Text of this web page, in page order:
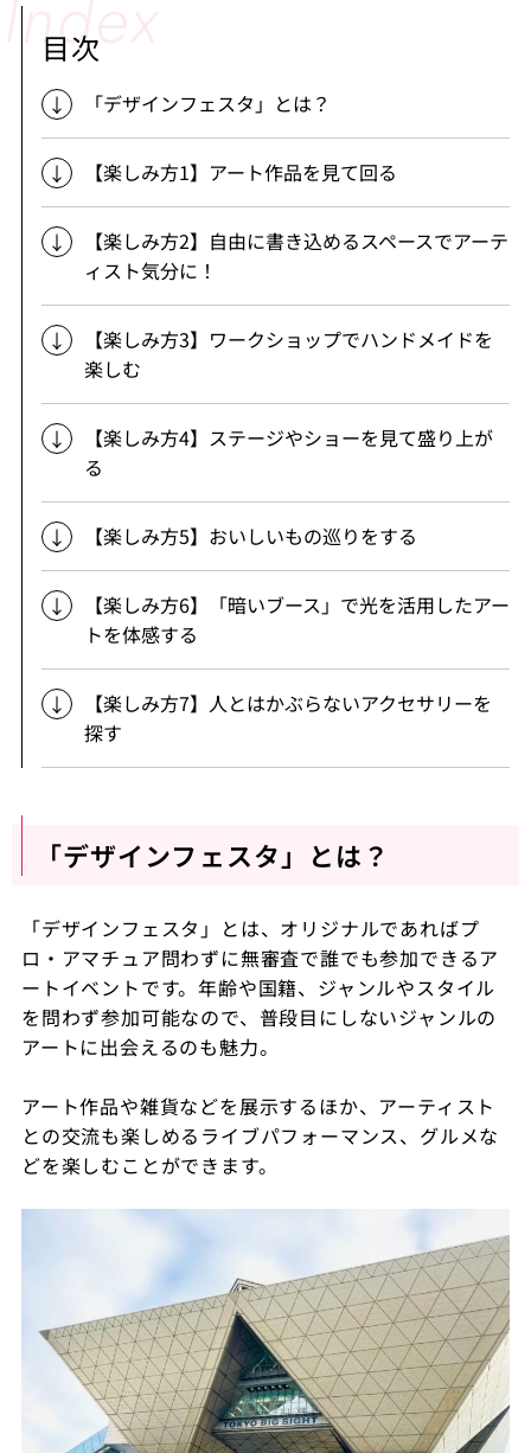
目次
「デザインフェスタ」とは？
【楽しみ方1】アート作品を見て回る
【楽しみ方2】自由に書き込めるスペースでアーテ
ィスト気分に！
【楽しみ方3】ワークショップでハンドメイドを
楽しむ
【楽しみ方4】ステージやショーを見て盛り上が
る
【楽しみ方5】おいしいもの巡りをする
【楽しみ方6】「暗いブース」で光を活用したアー
トを体感する
【楽しみ方7】人とはかぶらないアクセサリーを
探す
「デザインフェスタ」とは？
「デザインフェスタ」とは、オリジナルであればプ
ロ・アマチュア問わずに無審査で誰でも参加できるア
ートイベントです。年齢や国籍、ジャンルやスタイル
を問わず参加可能なので、普段目にしないジャンルの
アートに出会えるのも魅力。
アート作品や雑貨などを展示するほか、アーティスト
との交流も楽しめるライブパフォーマンス、グルメな
どを楽しむことができます。